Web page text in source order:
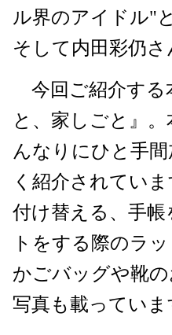
ル界のアイドル"
そして内田彩仍さ
今回ご紹介する
と、家しごと』
んなりにひと手
く紹介されてい
付け替える、手
トをする際のラ
かごバッグや靴
写真も載っていま